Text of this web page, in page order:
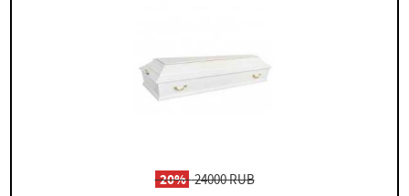
-20%24000 RUB